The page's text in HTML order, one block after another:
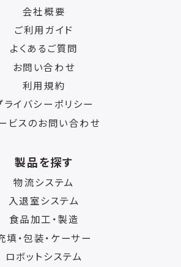
会社概要
ご利用ガイド
よくあるご質問
お問い合わせ
利用規約
ライバシーポリシー
ビスのお問い合わせ
製品を探す
物流システム
入退室システム
食品加工・製造
填・包装・ケーサー
ロボットシステム